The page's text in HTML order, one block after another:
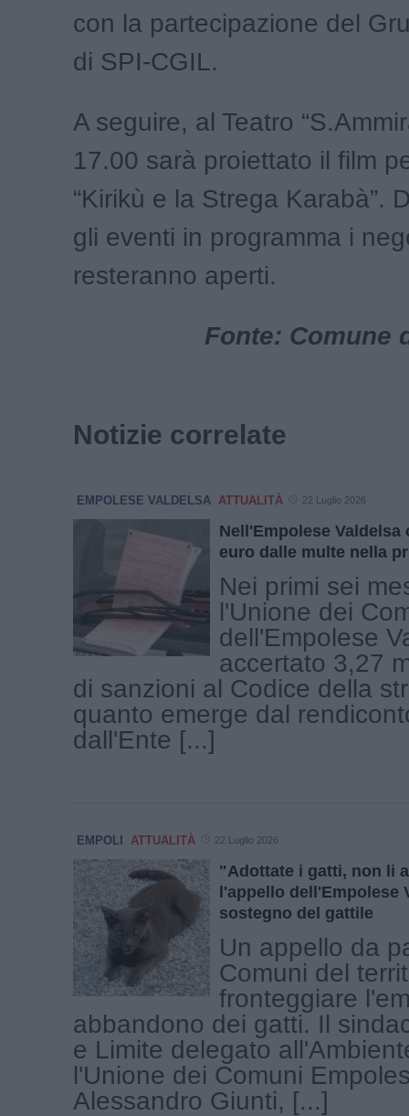
con la partecipazione del
di SPI-CGIL.
A seguire, al Teatro
17.00 sarà proiettato il film
“Kirikù e la Strega Karabà”.
gli eventi in programma i
resteranno aperti.
Fonte: Comune
Notizie correlate
EMPOLESE VALDELSA ATTUALITÀ 22 Luglio 2026
Nell'Empolese
euro dalle multe nella
Nei primi sei
l'Unione dei
dell'Empolese
accertato 3,27
di sanzioni al Codice della
quanto emerge dal
dall'Ente [...]
EMPOLI ATTUALITÀ 22 Luglio 2026
"Adottate i gatti, non li
l'appello dell'Empolese
sostegno del gattile
Un appello da
Comuni del
fronteggiare
abbandono dei gatti. Il
e Limite delegato
l'Unione dei Comuni
Alessandro Giunti, [...]